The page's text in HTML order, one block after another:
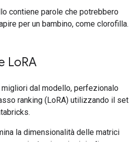
and glucose during the
occur in the cells of a
contiene parole che potrebbero
per un bambino, come clorofilla.
LoRA
dal modello, perfezionalo
ranking (LoRA) utilizzando il set
la dimensionalità delle matrici